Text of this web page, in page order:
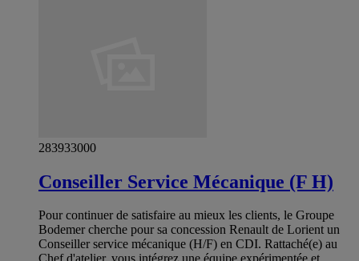
283933000
Conseiller Service Mécanique (F H)
Pour continuer de satisfaire au mieux les clients, le Groupe
Bodemer cherche pour sa concession Renault de Lorient un
Conseiller service mécanique (H/F) en CDI. Rattaché(e) au